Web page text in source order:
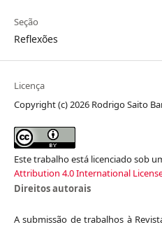
Seção
Reflexões
Licença
Copyright (c) 2026 Rodrigo Saito
Este trabalho está licenciado sob
Attribution 4.0 International
Direitos autorais
A submissão de trabalhos à